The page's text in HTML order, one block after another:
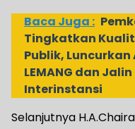
Baca Juga :
Tingkatkan
Publik, Luncurkan
LEMANG dan Jalin
Interinstansi
Selanjutnya